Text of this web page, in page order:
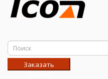
Заказать